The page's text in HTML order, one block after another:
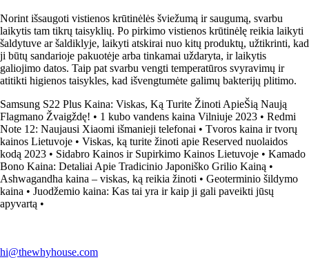
Norint išsaugoti vistienos krūtinėlės šviežumą ir saugumą, svarbu
laikytis tam tikrų taisyklių. Po pirkimo vistienos krūtinėlę reikia laikyti
šaldytuve ar šaldiklyje, laikyti atskirai nuo kitų produktų, užtikrinti, kad
ji būtų sandarioje pakuotėje arba tinkamai uždaryta, ir laikytis
galiojimo datos. Taip pat svarbu vengti temperatūros svyravimų ir
atitikti higienos taisykles, kad išvengtumėte galimų bakterijų plitimo.
Samsung S22 Plus Kaina: Viskas, Ką Turite Žinoti ApieŠią Naują
Flagmano Žvaigždę! • 1 kubo vandens kaina Vilniuje 2023 • Redmi
Note 12: Naujausi Xiaomi išmanieji telefonai • Tvoros kaina ir tvorų
kainos Lietuvoje • Viskas, ką turite žinoti apie Reserved nuolaidos
kodą 2023 • Sidabro Kainos ir Supirkimo Kainos Lietuvoje • Kamado
Bono Kaina: Detaliai Apie Tradicinio Japoniško Grilio Kainą •
Ashwagandha kaina – viskas, ką reikia žinoti • Geoterminio šildymo
kaina • Juodžemio kaina: Kas tai yra ir kaip ji gali paveikti jūsų
apyvartą •
hi@thewhyhouse.com